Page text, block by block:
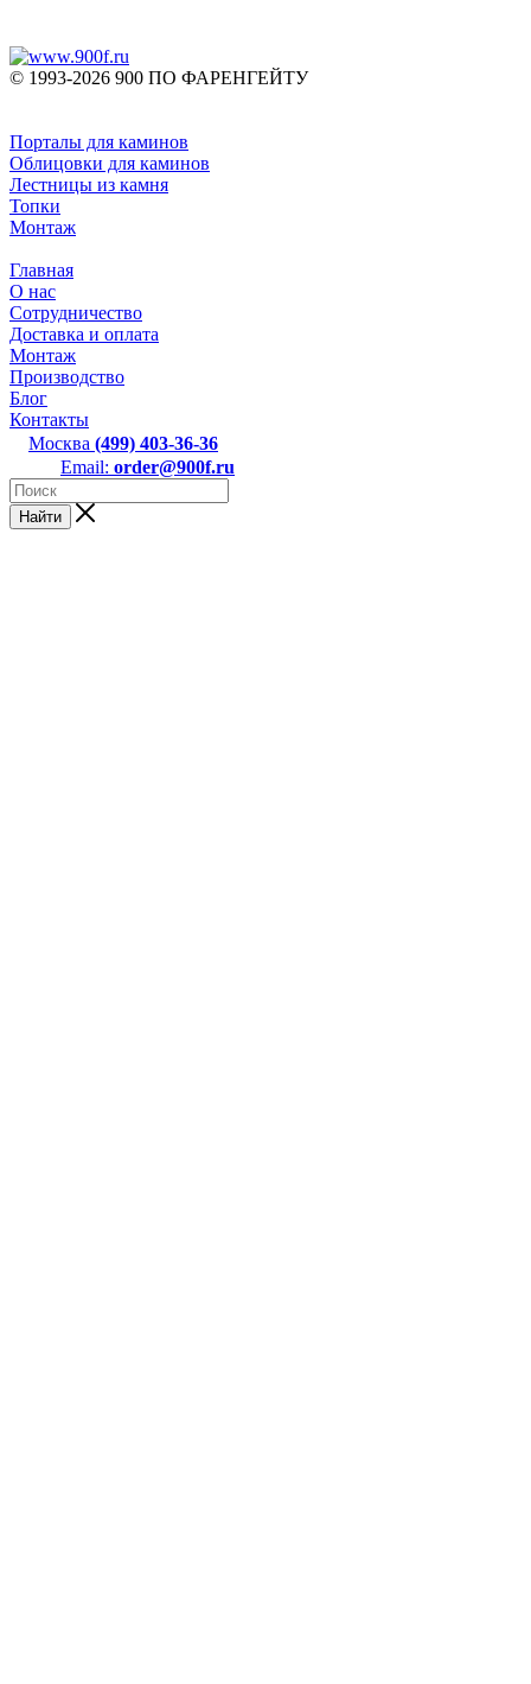
© 1993-2026 900 ПО ФАРЕНГЕЙТУ
Порталы для каминов
Облицовки для каминов
Лестницы из камня
Топки
Монтаж
Главная
О нас
Сотрудничество
Доставка и оплата
Монтаж
Производство
Блог
Контакты
Москва (499) 403-36-36
Email: order@900f.ru
Найти